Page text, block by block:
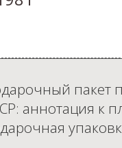
пакет
аннотация к